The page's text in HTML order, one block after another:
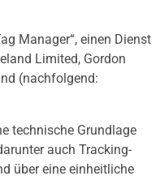
Manager“, einen Dienst
Limited, Gordon
(nachfolgend:
technische Grundlage
auch Tracking-
über eine einheitliche